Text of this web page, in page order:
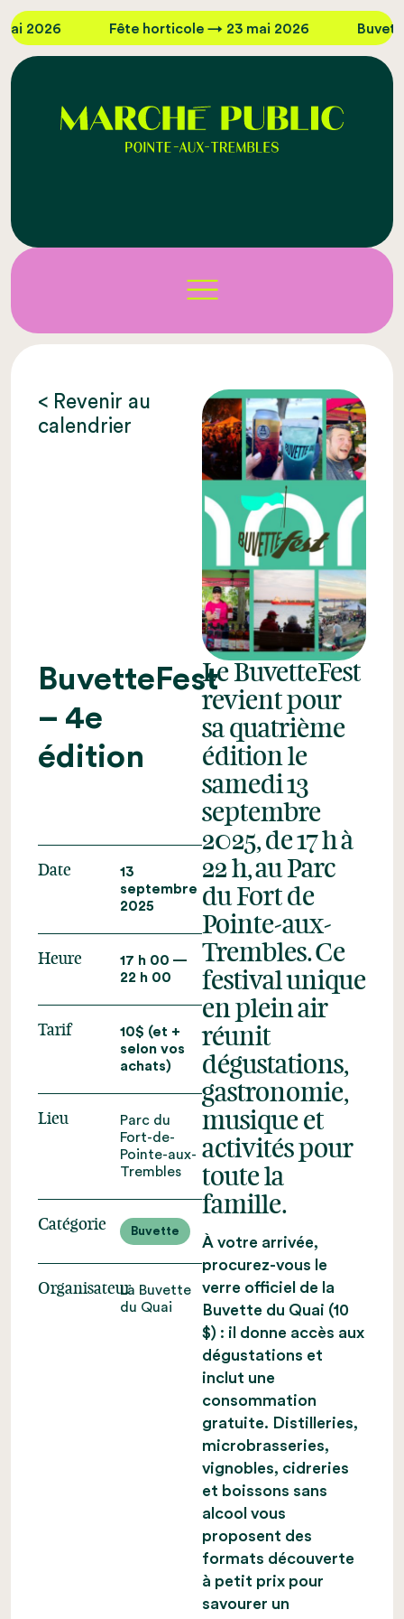
2026 Fête horticole → 23 mai 2026
< Revenir au
calendrier
BuvetteFest
– 4e
édition
Date
13
septembre
2025
Heure
17 h 00 —
22 h 00
Tarif
10$ (et +
selon vos
achats)
Lieu
Parc du
Fort-de-
Pointe-aux-
Trembles
Catégorie Buvette
OrganisateurLa Buvette
du Quai
Le BuvetteFest
revient pour
sa quatrième
édition le
samedi 13
septembre
2025, de 17 h à
22 h, au Parc
du Fort de
Pointe-aux-
Trembles. Ce
festival unique
en plein air
réunit
dégustations,
gastronomie,
musique et
activités pour
toute la
famille.
À votre arrivée,
procurez-vous le
verre officiel de la
Buvette du Quai (10
$) : il donne accès aux
dégustations et
inclut une
consommation
gratuite. Distilleries,
microbrasseries,
vignobles, cidreries
et boissons sans
alcool vous
proposent des
formats découverte
à petit prix pour
savourer un